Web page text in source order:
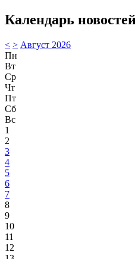
Календарь
< > Август 2026
Пн
Вт
Ср
Чт
Пт
Сб
Вс
1
2
3
4
5
6
7
8
9
10
11
12